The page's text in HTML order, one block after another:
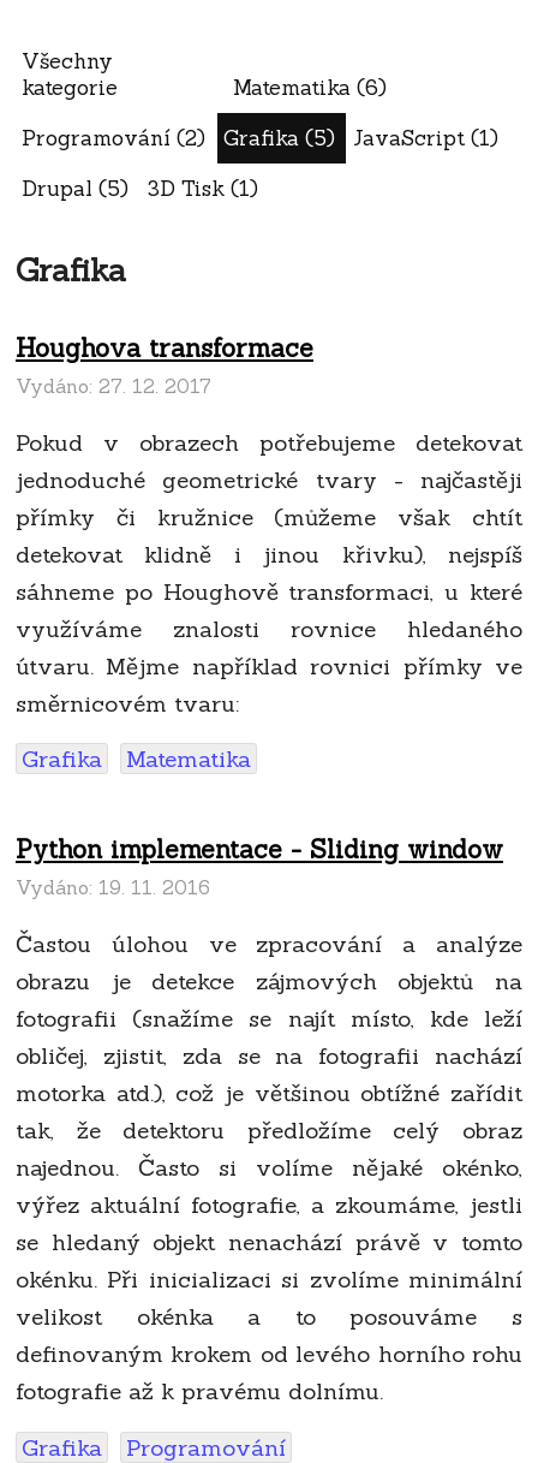
Všechny
kategorie
Matematika (6)
Programování (2)
Grafika (5)
JavaScript (1)
Drupal (5)
3D Tisk (1)
Grafika
Houghova transformace
Vydáno: 27. 12. 2017
Pokud v obrazech potřebujeme detekovat
jednoduché geometrické tvary - najčastěji
přímky či kružnice (můžeme však chtít
detekovat klidně i jinou křivku), nejspíš
sáhneme po Houghově transformaci, u které
využíváme znalosti rovnice hledaného
útvaru. Mějme například rovnici přímky ve
směrnicovém tvaru:
Grafika
Matematika
Python implementace - Sliding window
Vydáno: 19. 11. 2016
Častou úlohou ve zpracování a analýze
obrazu je detekce zájmových objektů na
fotografii (snažíme se najít místo, kde leží
obličej, zjistit, zda se na fotografii nachází
motorka atd.), což je většinou obtížné zařídit
tak, že detektoru předložíme celý obraz
najednou. Často si volíme nějaké okénko,
výřez aktuální fotografie, a zkoumáme, jestli
se hledaný objekt nenachází právě v tomto
okénku. Při inicializaci si zvolíme minimální
velikost okénka a to posouváme s
definovaným krokem od levého horního rohu
fotografie až k pravému dolnímu.
Grafika
Programování